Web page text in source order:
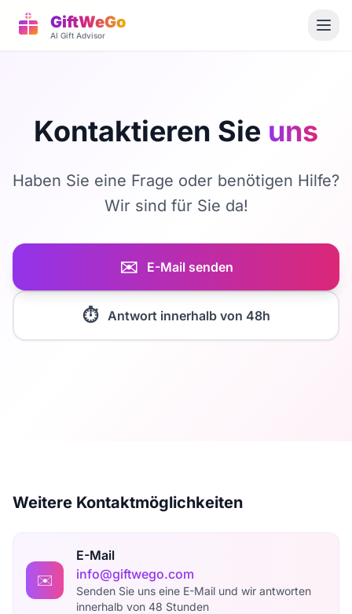
GiftWeGo
AI Gift Advisor
Kontaktieren Sie uns
Haben Sie eine Frage oder benötigen Hilfe?
Wir sind für Sie da!
✉️ E-Mail senden
⏱️ Antwort innerhalb von 48h
Weitere Kontaktmöglichkeiten
✉️
E-Mail
info@giftwego.com
Senden Sie uns eine E-Mail und wir antworten
innerhalb von 48 Stunden